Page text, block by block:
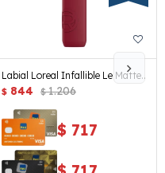
Labial Loreal Infallible Le Matte
Resistance Wine Not?
$ 844 $ 1.206
$ 717